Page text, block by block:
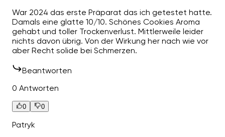
War 2024 das erste Präparat das ich getestet hatte.
Damals eine glatte 10/10. Schönes Cookies Aroma
gehabt und toller Trockenverlust. Mittlerweile leider
nichts davon übrig. Von der Wirkung her nach wie vor
aber Recht solide bei Schmerzen.
Beantworten
0 Antworten
0 0
Patryk